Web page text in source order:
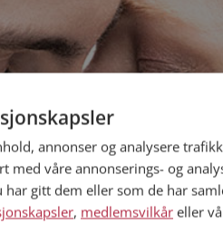
Jeg er en:
annonser og analysere
våre annonserings- og
gitt dem eller som de har
, medlemsvilkår eller